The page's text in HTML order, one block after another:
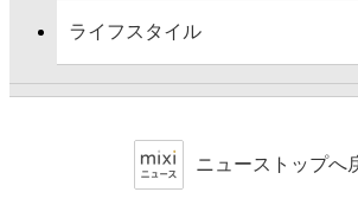
ライフスタイル
ニューストップへ